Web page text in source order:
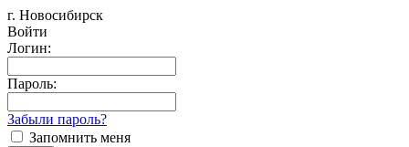
г. Новосибирск
Войти
Логин:
Пароль:
Забыли пароль?
Запомнить меня